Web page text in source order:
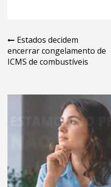
Navegação
de
Estados decidem
encerrar congelamento de
ICMS de combustíveis